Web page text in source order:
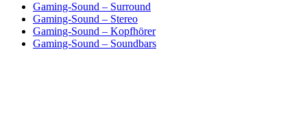
Gaming-Sound – Surround
Gaming-Sound – Stereo
Gaming-Sound – Kopfhörer
Gaming-Sound – Soundbars